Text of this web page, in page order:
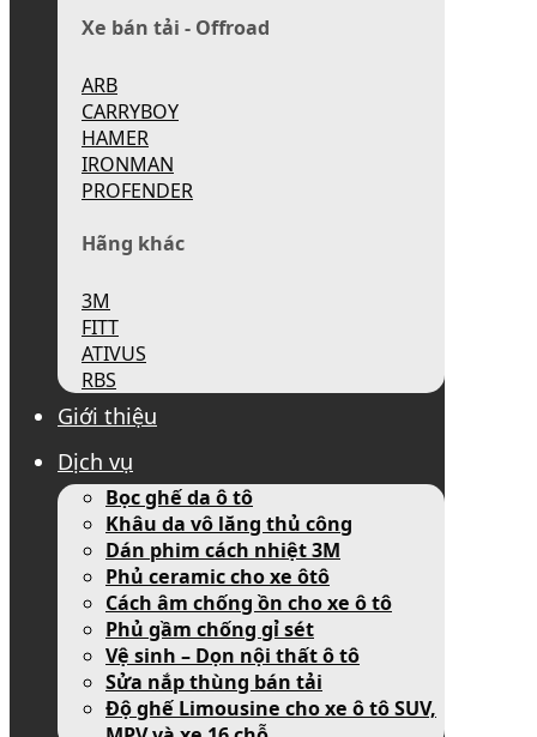
Xe bán tải - Offroad
ARB
CARRYBOY
HAMER
IRONMAN
PROFENDER
Hãng khác
3M
FITT
ATIVUS
RBS
Giới thiệu
Dịch vụ
Bọc ghế da ô tô
Khâu da vô lăng thủ công
Dán phim cách nhiệt 3M
Phủ ceramic cho xe ôtô
Cách âm chống ồn cho xe ô tô
Phủ gầm chống gỉ sét
Vệ sinh – Dọn nội thất ô tô
Sửa nắp thùng bán tải
Độ ghế Limousine cho xe ô tô SUV,